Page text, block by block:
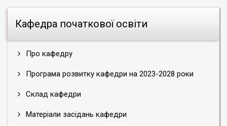
Кафедра початкової освіти
Про кафедру
Програма розвитку кафедри на 2023-2028 роки
Склад кафедри
Матеріали засідань кафедри